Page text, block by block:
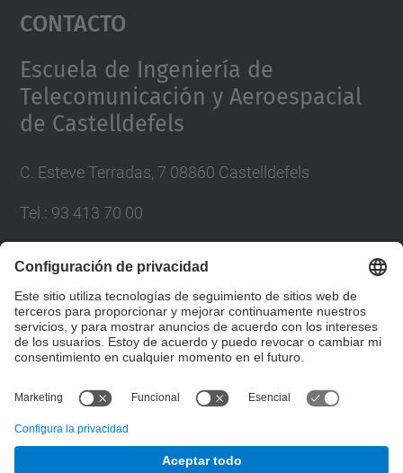
powered by
Contacto
Escuela de Ingeniería de
Telecomunicación y Aeroespacial
de Castelldefels
C. Esteve Terradas, 7 08860 Castelldefels
Tel. : 93 413 70 00
Lista Redes Sociales
© UPCEscuela de Ingeniería de Telecomunicación y
Aeroespacial de Castelldefels